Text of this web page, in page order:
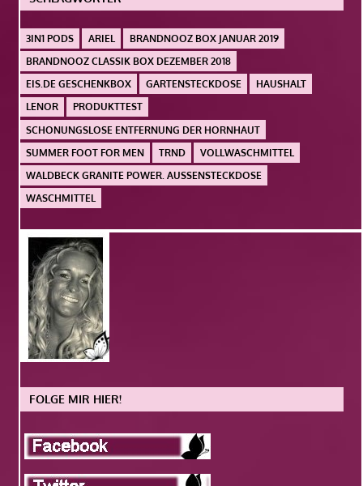
3IN1 PODS ARIEL
BRANDNOOZ BOX JANUAR 2019
BRANDNOOZ CLASSIK BOX DEZEMBER 2018
EIS.DE GESCHENKBOX
GARTENSTECKDOSE
HAUSHALT
LENOR
PRODUKTTEST
SCHONUNGSLOSE ENTFERNUNG DER HORNHAUT
SUMMER FOOT FOR MEN
TRND
VOLLWASCHMITTEL
WALDBECK GRANITE POWER. AUSSENSTECKDOSE
WASCHMITTEL
FOLGE MIR HIER!